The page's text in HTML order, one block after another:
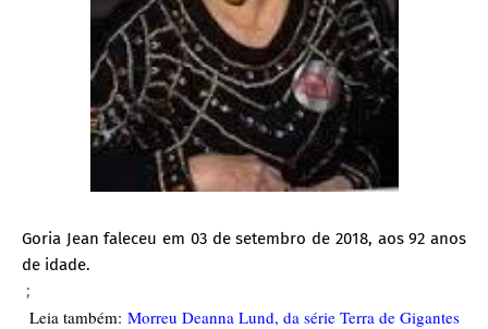
Goria Jean faleceu em 03 de setembro de 2018, aos 92 anos
de idade.
;
Leia também: Morreu Deanna Lund, da série Terra de Gigantes